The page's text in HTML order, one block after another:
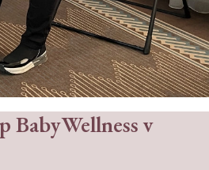
BabyWellness v